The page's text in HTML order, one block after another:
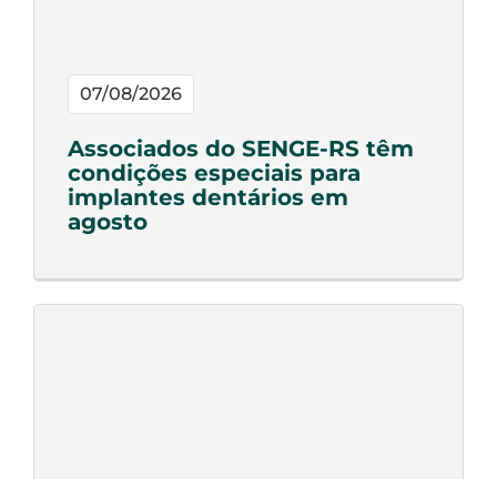
07/08/2026
Associados do SENGE-RS têm
condições especiais para
implantes dentários em
agosto